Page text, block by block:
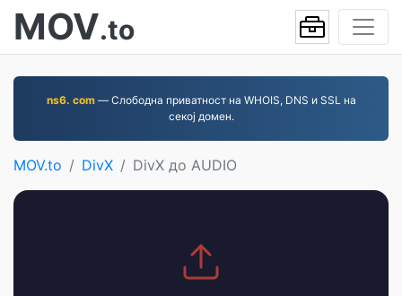
MOV.to
ns6. com— Слободна приватност на WHOIS, DNS и SSL на
секој домен.
MOV.to DivX DivX до AUDIO